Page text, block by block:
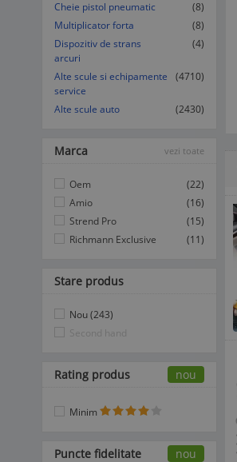
Cheie pistol pneumatic
(8)
Multiplicator forta
(8)
Dispozitiv de strans
arcuri
(4)
Alte scule si echipamente
service
(4710)
Alte scule auto (2430)
Marca vezi toate
Oem
(22)
Amio
(16)
Strend Pro
(15)
Richmann Exclusive
(11)
Stare produs
Nou (243)
Second hand
Rating produs nou
Minim
Puncte fidelitate nou